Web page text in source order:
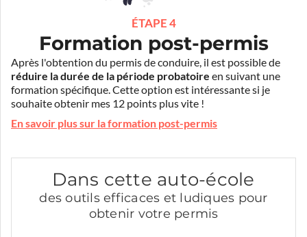
ÉTAPE 4
Formation post-permis
Après l'obtention du permis de conduire, il est possible de
réduire la durée de la période probatoire en suivant une
formation spécifique. Cette option est intéressante si je
souhaite obtenir mes 12 points plus vite !
En savoir plus sur la formation post-permis
Dans cette auto-école
des outils efficaces et ludiques pour
obtenir votre permis